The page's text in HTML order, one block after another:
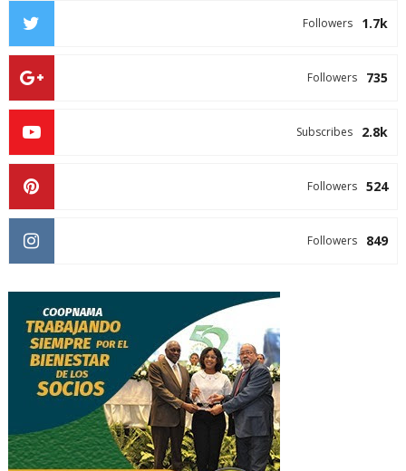
1.7k
Followers
735
Followers
2.8k
Subscribes
524
Followers
849
Followers